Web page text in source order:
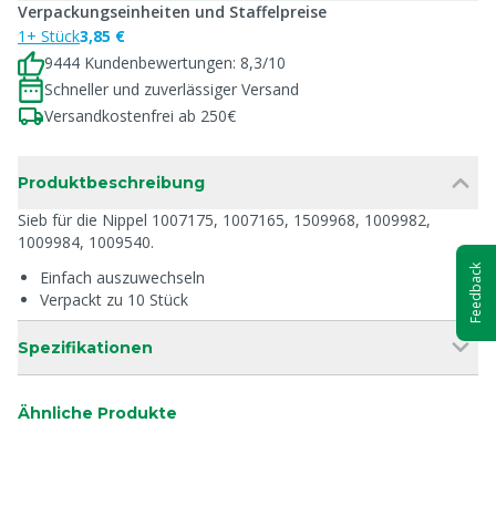
Verpackungseinheiten und Staffelpreise
1+ Stück3,85 €
9444 Kundenbewertungen: 8,3/10
Schneller und zuverlässiger Versand
Versandkostenfrei ab 250€
Produktbeschreibung
Sieb für die Nippel 1007175, 1007165, 1509968, 1009982,
1009984, 1009540.
Einfach auszuwechseln
Verpackt zu 10 Stück
Spezifikationen
Ähnliche Produkte
Feedback